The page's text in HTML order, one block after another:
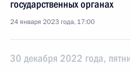
государственных органах
24 января 2023 года, 17:00
30 декабря 2022 года,